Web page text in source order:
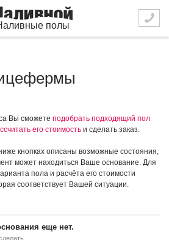
полы
Вы сможете подобрать подходящий пол
его стоимость и сделать заказ.
кнопках описаны возможные состояния,
может находиться Ваше основание. Для
пола и расчёта его стоимости
соответствует Вашей ситуации.
еще нет.